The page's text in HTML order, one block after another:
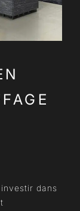
investir dans